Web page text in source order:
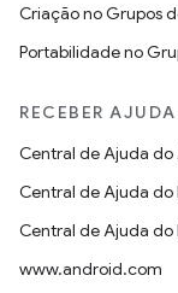
Criação no Grupos
Portabilidade no
RECEBER AJUDA
Central de Ajuda do
Central de Ajuda do
Central de Ajuda do
www.android.com